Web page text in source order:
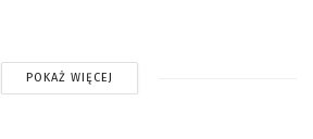
POKAŻ WIĘCEJ